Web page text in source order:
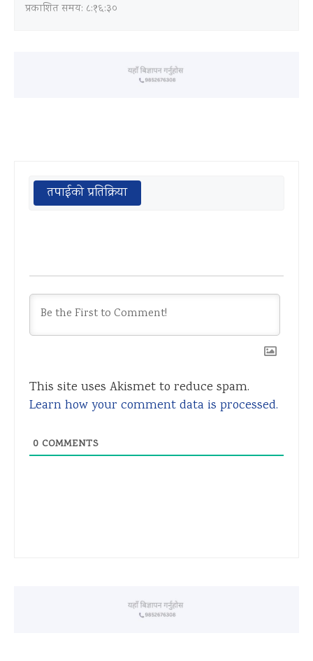
प्रकाशित समय: ८:१६:३०
तपाईको प्रतिक्रिया
This site uses Akismet to reduce spam.
Learn how your comment data is processed.
0 COMMENTS